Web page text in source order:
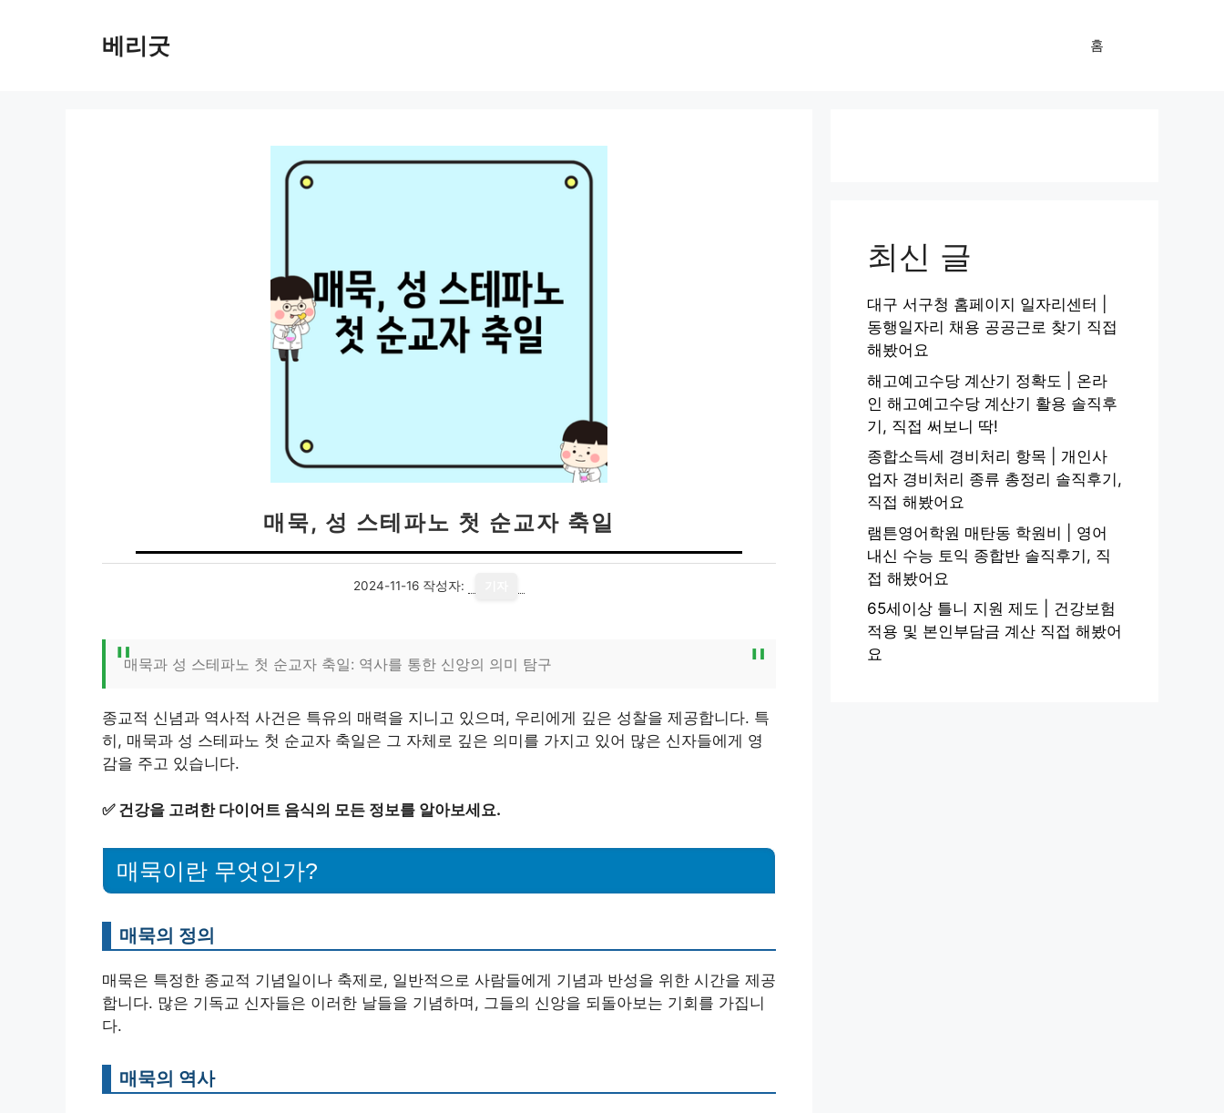
베리굿 홈
매묵, 성 스테파노 첫 순교자 축일
2024-11-16 작성자:
매묵과 성 스테파노 첫 순교자 축일: 역사를 통한 신앙의 의미 탐구
종교적 신념과 역사적 사건은 특유의 매력을 지니고 있으며, 우리에게 깊은 성찰을 제공합니다. 특
히, 매묵과 성 스테파노 첫 순교자 축일은 그 자체로 깊은 의미를 가지고 있어 많은 신자들에게 영
감을 주고 있습니다.
✅ 건강을 고려한 다이어트 음식의 모든 정보를 알아보세요.
매묵이란 무엇인가?
매묵의 정의
매묵은 특정한 종교적 기념일이나 축제로, 일반적으로 사람들에게 기념과 반성을 위한 시간을 제공
합니다. 많은 기독교 신자들은 이러한 날들을 기념하며, 그들의 신앙을 되돌아보는 기회를 가집니
다.
매묵의 역사
최신 글
대구 서구청 홈페이지 일자리센터 |
동행일자리 채용 공공근로 찾기 직접
해봤어요
해고예고수당 계산기 정확도 | 온라
인 해고예고수당 계산기 활용 솔직후
기, 직접 써보니 딱!
종합소득세 경비처리 항목 | 개인사
업자 경비처리 종류 총정리 솔직후기,
직접 해봤어요
램튼영어학원 매탄동 학원비 | 영어
내신 수능 토익 종합반 솔직후기, 직
접 해봤어요
65세이상 틀니 지원 제도 | 건강보험
적용 및 본인부담금 계산 직접 해봤어
요